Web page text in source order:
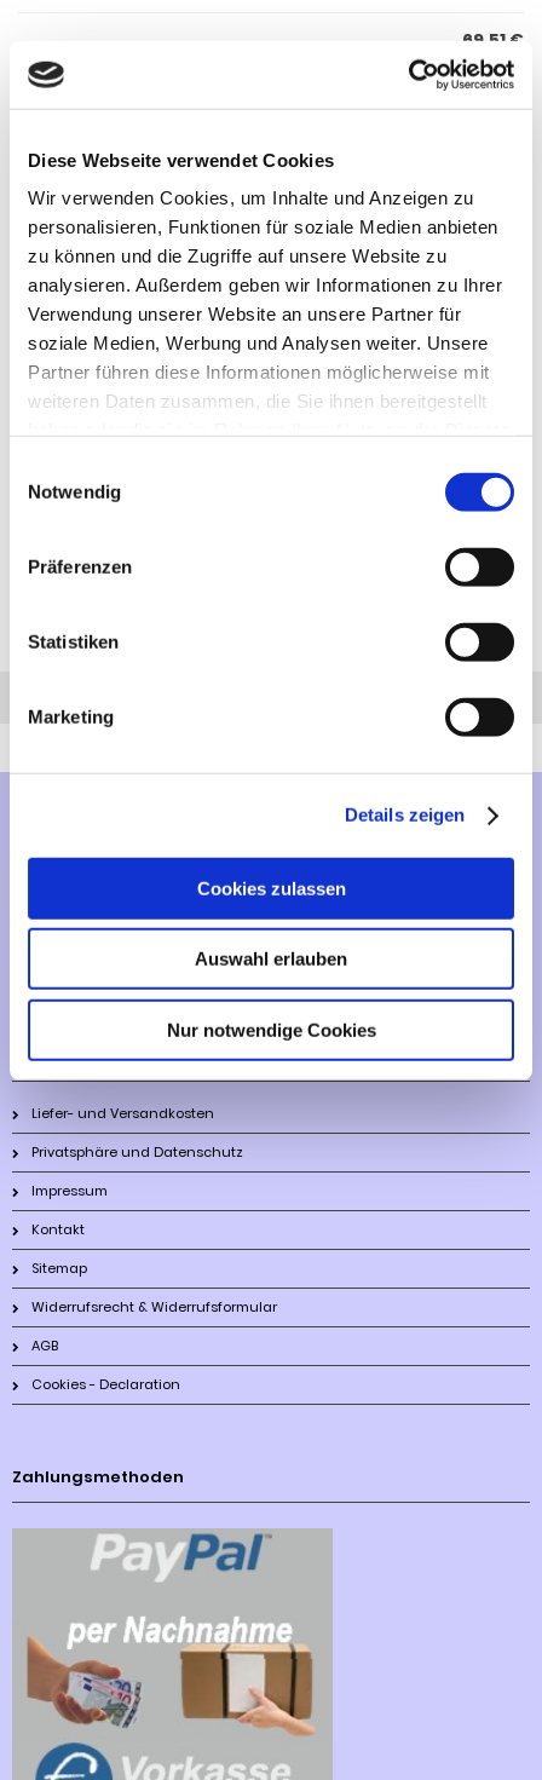
Diese Webseite verwendet Cookies
Wir verwenden Cookies, um Inhalte und Anzeigen zu
personalisieren, Funktionen für soziale Medien anbieten
zu können und die Zugriffe auf unsere Website zu
analysieren. Außerdem geben wir Informationen zu Ihrer
Verwendung unserer Website an unsere Partner für
soziale Medien, Werbung und Analysen weiter. Unsere
Partner führen diese Informationen möglicherweise mit
weiteren Daten zusammen, die Sie ihnen bereitgestellt
Notwendig
Präferenzen
Statistiken
Marketing
Details zeigen
Cookies zulassen
Auswahl erlauben
Nur notwendige Cookies
69,51 €
inkl. 19 % MwSt. zzgl. Versandkosten
Offroad-Adapter für mft, schwarz
und des mft aluline smiley auf Fah...
58,39 €
Versandkosten
DETAILS
Seiten: 1
Artikelfinder
Vertrag widerrufen
Informationen
Liefer- und Versandkosten
Privatsphäre und Datenschutz
Impressum
Kontakt
Sitemap
Widerrufsrecht & Widerrufsformular
AGB
Cookies - Declaration
Zahlungsmethoden